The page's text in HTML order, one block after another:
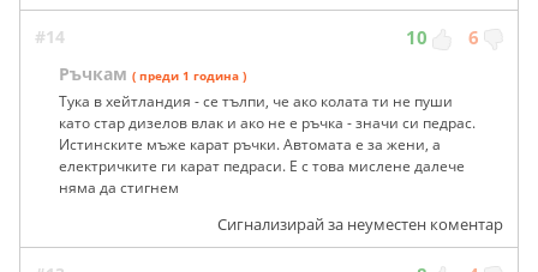
#14 10 6
Ръчкам ( преди 1 година )
Тука в хейтландия - се тълпи, че ако колата ти не пуши
като стар дизелов влак и ако не е ръчка - значи си педрас.
Истинските мъже карат ръчки. Автомата е за жени, а
електричките ги карат педраси. Е с това мислене далече
няма да стигнем
Сигнализирай за неуместен коментар